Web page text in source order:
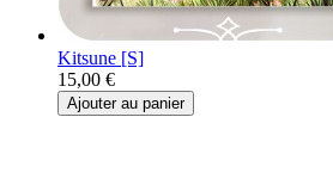
Kitsune [S]
15,00 €
Ajouter au panier